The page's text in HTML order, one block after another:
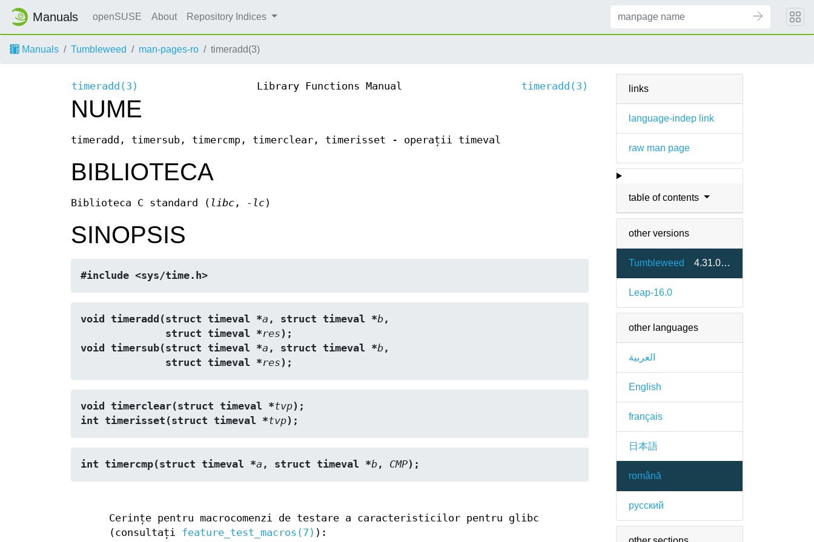
Manuals openSUSE About Repository Indices
Manuals Tumbleweed man-pages-ro timeradd(3)
links
language-indep link
raw man page
table of contents
other versions
Tumbleweed 4.31.0-1.2
Leap-16.0
other languages
العربية
English
français
日本語
română
русский
timeradd(3) Library Functions Manual timeradd(3)
NUME
timeradd, timersub, timercmp, timerclear, timerisset - operații timeval
BIBLIOTECA
Biblioteca C standard ( libc , -lc)
SINOPSIS
#include <sys/time.h>
void timeradd(struct timeval *a , struct timeval *b,
              struct timeval *
res );
void timersub(struct timeval *a , struct timeval *b,
              struct timeval *
res );
void timerclear(struct timeval *tvp);
int timerisset(struct timeval *tvp);
int timercmp(struct timeval *a , struct timeval *b, CMP);
Cerințe pentru macrocomenzi de testare a caracteristicilor pentru glibc
(consultați feature_test_macros(7) ):